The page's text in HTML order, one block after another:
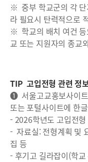
※ 중부 학교군의 각 단
라 필요시 탄력적으로
※ 학교의 배치 여건 등
교 또는 지원자의 종교
TIP 고입전형 관련 정
❶ 서울고교홍보사이
또는 포털사이트에 한
- 2026학년도 고입전
- 자료실: 전형계획 및
집 등
- 후기고 길라잡이(학교